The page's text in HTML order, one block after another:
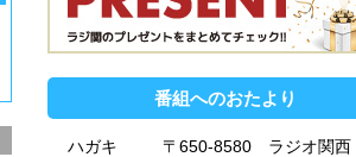
番組へのおたより
ハガキ
〒650-8580 ラジオ関西